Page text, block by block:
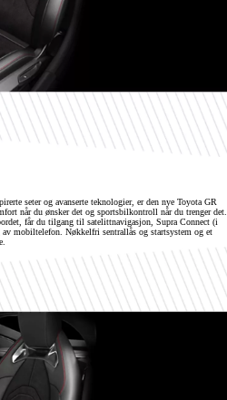
seter og avanserte teknologier, er den nye Toyota GR
når du ønsker det og sportsbilkontroll når du trenger det.
får du tilgang til satelittnavigasjon, Supra Connect (i
mobiltelefon. Nøkkelfri sentrallås og startsystem og et